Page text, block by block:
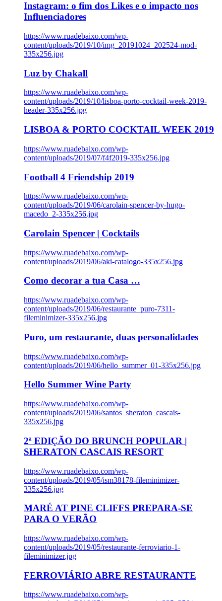
Instagram: o fim dos Likes e o impacto nos
Influenciadores
https://www.ruadebaixo.com/wp-
content/uploads/2019/10/img_20191024_202524-mod-
335x256.jpg
Luz by Chakall
https://www.ruadebaixo.com/wp-
content/uploads/2019/10/lisboa-porto-cocktail-week-2019-
header-335x256.jpg
LISBOA & PORTO COCKTAIL WEEK 2019
https://www.ruadebaixo.com/wp-
content/uploads/2019/07/f4f2019-335x256.jpg
Football 4 Friendship 2019
https://www.ruadebaixo.com/wp-
content/uploads/2019/06/carolain-spencer-by-hugo-
macedo_2-335x256.jpg
Carolain Spencer | Cocktails
https://www.ruadebaixo.com/wp-
content/uploads/2019/06/aki-catalogo-335x256.jpg
Como decorar a tua Casa …
https://www.ruadebaixo.com/wp-
content/uploads/2019/06/restaurante_puro-7311-
fileminimizer-335x256.jpg
Puro, um restaurante, duas personalidades
https://www.ruadebaixo.com/wp-
content/uploads/2019/06/hello_summer_01-335x256.jpg
Hello Summer Wine Party
https://www.ruadebaixo.com/wp-
content/uploads/2019/06/santos_sheraton_cascais-
335x256.jpg
2ª EDIÇÃO DO BRUNCH POPULAR |
SHERATON CASCAIS RESORT
https://www.ruadebaixo.com/wp-
content/uploads/2019/05/ism38178-fileminimizer-
335x256.jpg
MARÉ AT PINE CLIFFS PREPARA-SE
PARA O VERÃO
https://www.ruadebaixo.com/wp-
content/uploads/2019/05/restaurante-ferroviario-1-
fileminimizer.jpg
FERROVIÁRIO ABRE RESTAURANTE
https://www.ruadebaixo.com/wp-